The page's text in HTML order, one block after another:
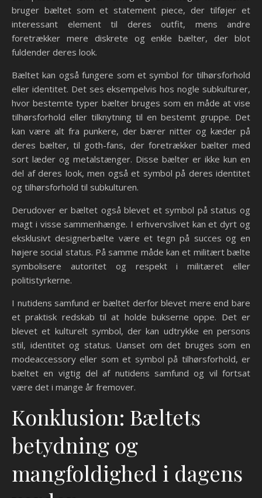
bruger bæltet som et statement piece, der tilføjer et
interessant element til deres outfit, mens andre
foretrækker mere diskrete og enkle bælter, der blot
fuldender deres look.
Bæltet kan også fungere som et symbol for tilhørsforhold
eller identitet. Det ses eksempelvis hos nogle subkulturer,
hvor bestemte typer bælter bruges som en måde at vise
tilhørsforhold eller tilknytning til en bestemt gruppe. Det
kan være alt fra punkere, der bærer nitter og kæder på
deres bælter, til goth-fans, der foretrækker bælter med
sort læder og metalstænger. Disse bælter er ikke kun en
del af deres look, men også et symbol på deres identitet
og tilhørsforhold til subkulturen.
Derudover er bæltet også blevet et symbol på status og
magt i visse sammenhænge. I erhvervslivet kan et dyrt og
eksklusivt designerbælte være et tegn på succes og en
højere social status. På samme måde kan et militært bælte
symbolisere autoritet og respekt i militæret eller
politistyrkerne.
I nutidens samfund er bæltet derfor blevet mere end bare
et praktisk redskab til at holde bukserne oppe. Det er
blevet et kulturelt symbol, der kan udtrykke en persons
stil, identitet og status. Uanset om det bruges som en
modeaccessory eller som et symbol på tilhørsforhold, er
bæltet en vigtig del af nutidens samfund og vil fortsat
være det i mange år fremover.
Konklusion: Bæltets
betydning og
mangfoldighed i dagens